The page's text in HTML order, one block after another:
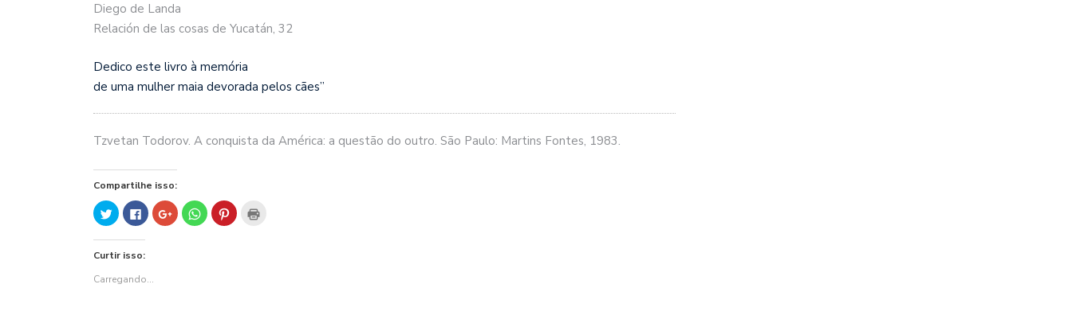
Diego de Landa
Relación de las cosas de Yucatán, 32
Dedico este livro à memória
de uma mulher maia devorada pelos cães”
Tzvetan Todorov. A conquista da América: a questão do outro. São Paulo: Martins Fontes, 1983.
Compartilhe isso:
Clique
para
compartilhar
no
em
janela)
Clique
para
compartilhar
no
em
janela)
Compartilhe
no
Google+
Clique
para
compartilhar
Clique
para
Curtir isso:
Carregando...